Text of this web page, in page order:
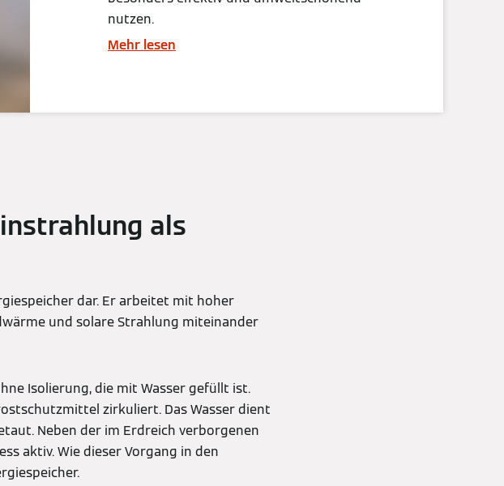
nutzen.
Mehr lesen
als
dar. Er arbeitet mit hoher
und solare Strahlung miteinander
Isolierung, die mit Wasser gefüllt ist.
zirkuliert. Das Wasser dient
Neben der im Erdreich verborgenen
aktiv. Wie dieser Vorgang in den